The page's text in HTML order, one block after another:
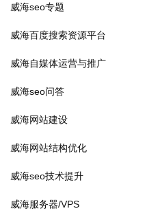
威海seo专题
威海百度搜索资源平台
威海自媒体运营与推广
威海seo问答
威海网站建设
威海网站结构优化
威海seo技术提升
威海服务器/VPS